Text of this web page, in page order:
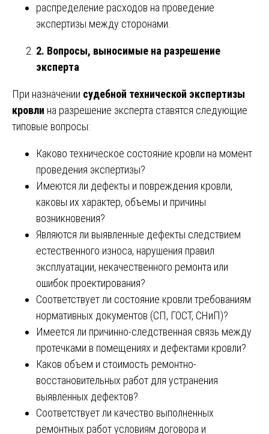
распределение расходов на проведение
экспертизы между сторонами.
2. Вопросы, выносимые на разрешение
эксперта
При назначении судебной технической экспертизы
кровли на разрешение эксперта ставятся следующие
типовые вопросы:
Каково техническое состояние кровли на момент
проведения экспертизы?
Имеются ли дефекты и повреждения кровли,
каковы их характер, объемы и причины
возникновения?
Являются ли выявленные дефекты следствием
естественного износа, нарушения правил
эксплуатации, некачественного ремонта или
ошибок проектирования?
Соответствует ли состояние кровли требованиям
нормативных документов (СП, ГОСТ, СНиП)?
Имеется ли причинно-следственная связь между
протечками в помещениях и дефектами кровли?
Каков объем и стоимость ремонтно-
восстановительных работ для устранения
выявленных дефектов?
Соответствует ли качество выполненных
ремонтных работ условиям договора и